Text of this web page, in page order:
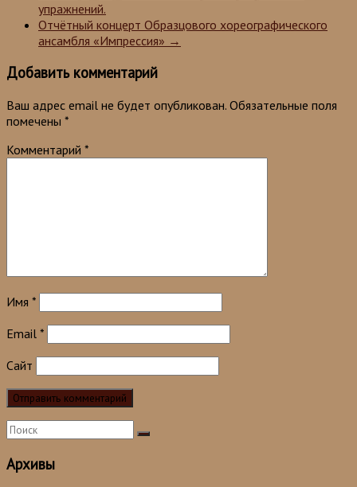
упражнений.
Отчётный концерт Образцового хореографического
ансамбля «Импрессия» →
Добавить комментарий
Ваш адрес email не будет опубликован. Обязательные поля
помечены *
Комментарий *
Имя *
Email *
Сайт
Архивы